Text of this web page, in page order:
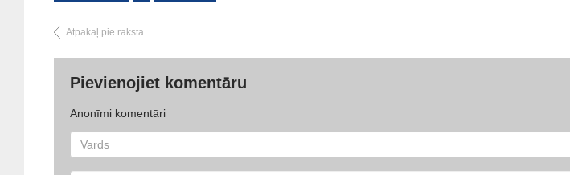
Atpakaļ pie raksta
Pievienojiet komentāru
Anonīmi komentāri